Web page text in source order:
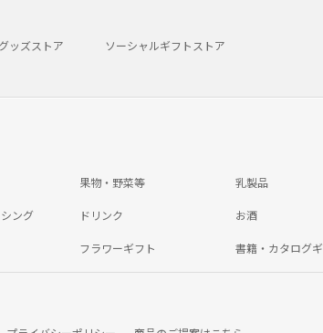
グッズストア ソーシャルギフトストア
果物・野菜等 乳製品
ング ドリンク お酒
フラワーギフト 書籍・カタログ